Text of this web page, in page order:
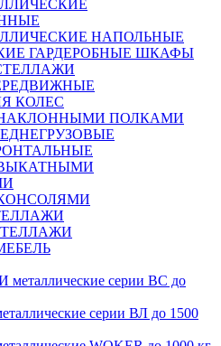
НАПОЛЬНЫЕ
ГАРДЕРОБНЫЕ ШКАФЫ
КОЛЕС
ПОЛКАМИ
серии ВС до
серии ВЛ до 1500